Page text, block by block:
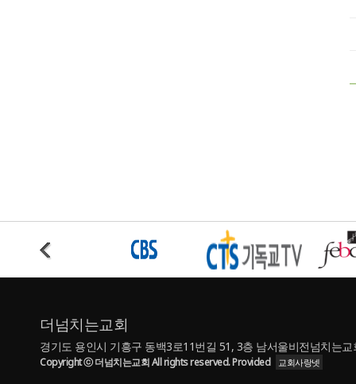
더넘치는교회
경기도 용인시 기흥구 동백3로11번길 51, 3층 남서울비전넘치는
Copyright ⓒ 더넘치는교회 All rights reserved. Provided 교회사랑넷